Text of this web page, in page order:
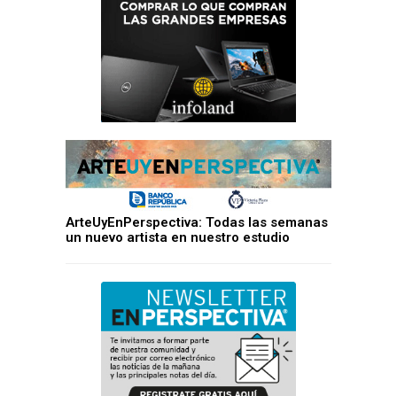
ArteUyEnPerspectiva: Todas las semanas
un nuevo artista en nuestro estudio